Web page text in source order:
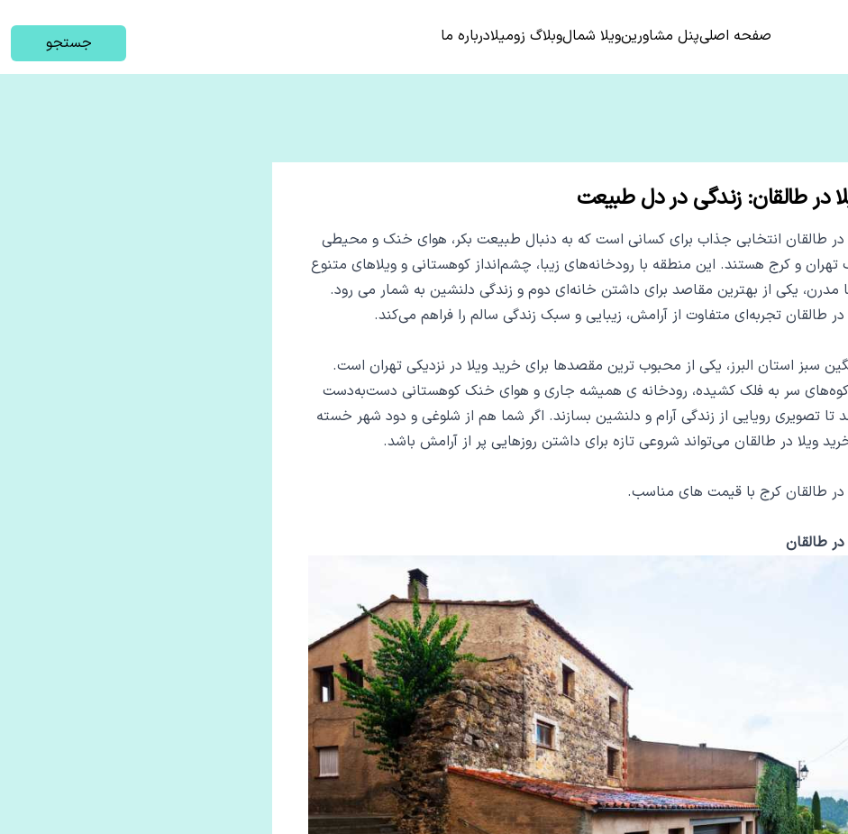
صفحه اصلیپنل مشاورینویلا شمالوبلاگ زومیلادرباره ما جستجو
در طالقان: زندگی در دل طبیعت
در طالقان انتخابی جذاب برای کسانی است که به دنبال طبیعت بکر، هوای خنک و محیطی
تهران و کرج هستند. این منطقه با رودخانه‌های زیبا، چشم‌انداز کوهستانی و ویلاهای متنوع
مدرن، یکی از بهترین مقاصد برای داشتن خانه‌ای دوم و زندگی دلنشین به شمار می ‌رود.
در طالقان تجربه‌ای متفاوت از آرامش، زیبایی و سبک زندگی سالم را فراهم می‌کند.
سبز استان البرز، یکی از محبوب‌ ترین مقصدها برای خرید ویلا در نزدیکی تهران است.
سر به فلک کشیده، رودخانه ‌ی همیشه جاری و هوای خنک کوهستانی دست‌به‌دست
تا تصویری رویایی از زندگی آرام و دلنشین بسازند. اگر شما هم از شلوغی و دود شهر خسته
ویلا در طالقان می‌تواند شروعی تازه برای داشتن روزهایی پر از آرامش باشد.
در طالقان کرج با قیمت های مناسب.
در طالقان